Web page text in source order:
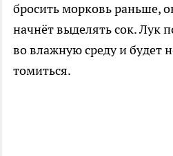
бросить морковь раньше,
начнёт выделять сок. Лук
во влажную среду и будет
томиться.